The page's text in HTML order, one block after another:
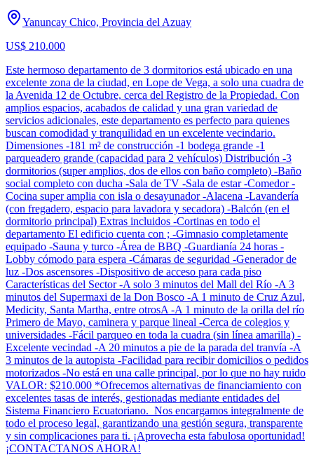
Yanuncay Chico, Provincia del Azuay
US$ 210.000
Este hermoso departamento de 3 dormitorios está ubicado en una
excelente zona de la ciudad, en Lope de Vega, a solo una cuadra de
la Avenida 12 de Octubre, cerca del Registro de la Propiedad. Con
amplios espacios, acabados de calidad y una gran variedad de
servicios adicionales, este departamento es perfecto para quienes
buscan comodidad y tranquilidad en un excelente vecindario.
Dimensiones -181 m² de construcción -1 bodega grande -1
parqueadero grande (capacidad para 2 vehículos) Distribución -3
dormitorios (super amplios, dos de ellos con baño completo) -Baño
social completo con ducha -Sala de TV -Sala de estar -Comedor -
Cocina super amplia con isla o desayunador -Alacena -Lavandería
(con fregadero, espacio para lavadora y secadora) -Balcón (en el
dormitorio principal) Extras incluidos -Cortinas en todo el
departamento El edificio cuenta con ; -Gimnasio completamente
equipado -Sauna y turco -Área de BBQ -Guardianía 24 horas -
Lobby cómodo para espera -Cámaras de seguridad -Generador de
luz -Dos ascensores -Dispositivo de acceso para cada piso
Características del Sector -A solo 3 minutos del Mall del Río -A 3
minutos del Supermaxi de la Don Bosco -A 1 minuto de Cruz Azul,
Medicity, Santa Martha, entre otrosA -A 1 minuto de la orilla del río
Primero de Mayo, caminera y parque lineal -Cerca de colegios y
universidades -Fácil parqueo en toda la cuadra (sin línea amarilla) -
Excelente vecindad -A 20 minutos a pie de la parada del tranvía -A
3 minutos de la autopista -Facilidad para recibir domicilios o pedidos
motorizados -No está en una calle principal, por lo que no hay ruido
VALOR: $210.000 *Ofrecemos alternativas de financiamiento con
excelentes tasas de interés, gestionadas mediante entidades del
Sistema Financiero Ecuatoriano. Nos encargamos integralmente de
todo el proceso legal, garantizando una gestión segura, transparente
y sin complicaciones para ti. ¡Aprovecha esta fabulosa oportunidad!
¡CONTACTANOS AHORA!